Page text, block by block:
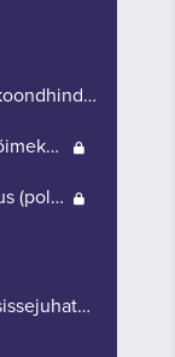
Järelemõtlemiseks (vajalik sooritada koondhinde sa... (koopia)
Valikvastustega test - Tarneahela võimekus - õpitu kinnistamiseks (max 5 punkti, automaatne hindamine)
Eneseanalüüs - Tarneahela võimekus (pole avalik, pole hinnatav)
SissejuhatusTegevus: Tutvu mooduli sissejuhatusega... (koopia) (koopia) (koopia) (koopia) (koopia) (koopia) (koopia) (koopia) (koopia) (koopia)